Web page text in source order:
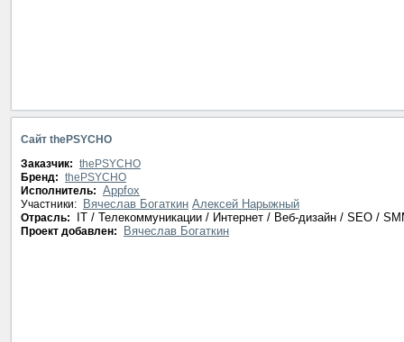
Сайт thePSYCHO
Заказчик: thePSYCHO
Бренд: thePSYCHO
Исполнитель: Appfox
Участники: Вячеслав Богаткин Алексей Нарыжный
Отрасль: IT / Телекоммуникации / Интернет / Веб-дизайн / SEO /
Проект добавлен: Вячеслав Богаткин